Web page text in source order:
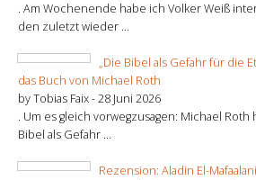
. Am Wochenende habe ich Volker Weiß
den zuletzt wieder ...
„Die Bibel als Gefahr für die
das Buch von Michael Roth
by Tobias Faix -28 Juni 2026
. Um es gleich vorwegzusagen: Michael
Bibel als Gefahr ...
Rezension: Aladin El-Mafaalani